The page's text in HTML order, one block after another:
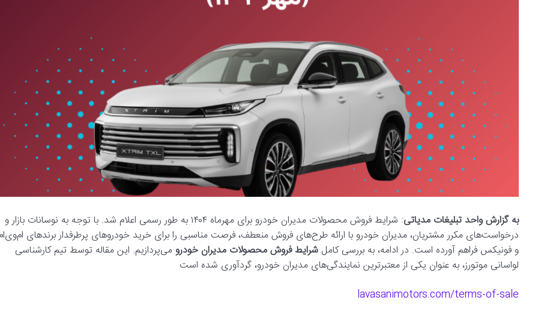
به گزارش واحد تبلیغات مدیاتی
: شرایط فروش محصولات مدیران خودرو برای مهرماه ۱۴۰۴ به طور رسمی اعلام شد. با توجه به نوسانات بازار و
درخواست‌های مکرر مشتریان، مدیران خودرو با ارائه طرح‌های فروش منعطف، فرصت مناسبی را برای خرید خودروهای پرطرفدار برندهای
و فونیکس فراهم آورده است. در ادامه، به بررسی کامل شرایط فروش محصولات مدیران خودرومی‌پردازیم. این مقاله توسط تیم کارشناسی
لواسانی موتورز، به عنوان یکی از معتبرترین نمایندگی‌های مدیران خودرو، گردآوری شده است
lavasanimotors.com/terms-of-sale